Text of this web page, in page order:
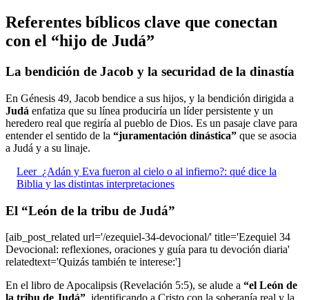
Referentes bíblicos clave que conectan
con el “hijo de Judá”
La bendición de Jacob y la securidad de la dinastía
En Génesis 49, Jacob bendice a sus hijos, y la bendición dirigida a
Judá enfatiza que su línea produciría un líder persistente y un
heredero real que regiría al pueblo de Dios. Es un pasaje clave para
entender el sentido de la “juramentación dinástica” que se asocia
a Judá y a su linaje.
Leer ¿Adán y Eva fueron al cielo o al infierno?: qué dice la
Biblia y las distintas interpretaciones
El “León de la tribu de Judá”
[aib_post_related url='/ezequiel-34-devocional/' title='Ezequiel 34
Devocional: reflexiones, oraciones y guía para tu devoción diaria'
relatedtext='Quizás también te interese:']
En el libro de Apocalipsis (Revelación 5:5), se alude a “el León de